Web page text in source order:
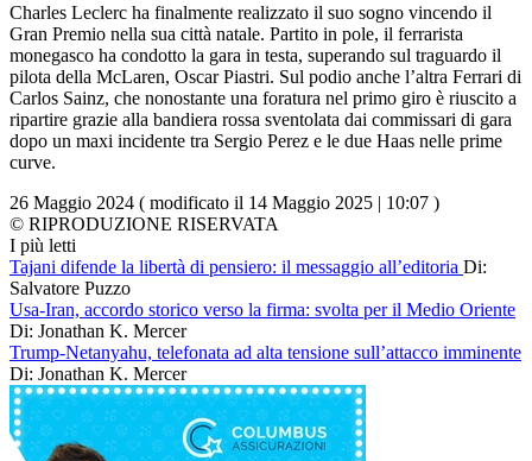
Charles Leclerc ha finalmente realizzato il suo sogno vincendo il
Gran Premio nella sua città natale. Partito in pole, il ferrarista
monegasco ha condotto la gara in testa, superando sul traguardo il
pilota della McLaren, Oscar Piastri. Sul podio anche l’altra Ferrari di
Carlos Sainz, che nonostante una foratura nel primo giro è riuscito a
ripartire grazie alla bandiera rossa sventolata dai commissari di gara
dopo un maxi incidente tra Sergio Perez e le due Haas nelle prime
curve.
26 Maggio 2024 ( modificato il 14 Maggio 2025 | 10:07 )
© RIPRODUZIONE RISERVATA
I più letti
Tajani difende la libertà di pensiero: il messaggio all’editoria Di:
Salvatore Puzzo
Usa-Iran, accordo storico verso la firma: svolta per il Medio Oriente
Di: Jonathan K. Mercer
Trump-Netanyahu, telefonata ad alta tensione sull’attacco imminente
Di: Jonathan K. Mercer